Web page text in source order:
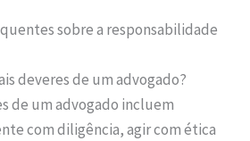
sobre a responsabilidade
deveres de um advogado?
de um advogado incluem
com diligência, agir com ética